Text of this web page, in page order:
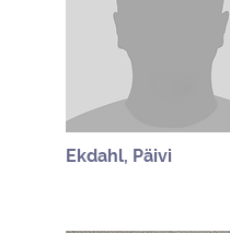
Ekdahl, Päivi